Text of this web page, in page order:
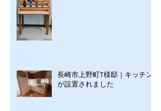
長崎市上野町T様邸｜キッチン
が設置されました